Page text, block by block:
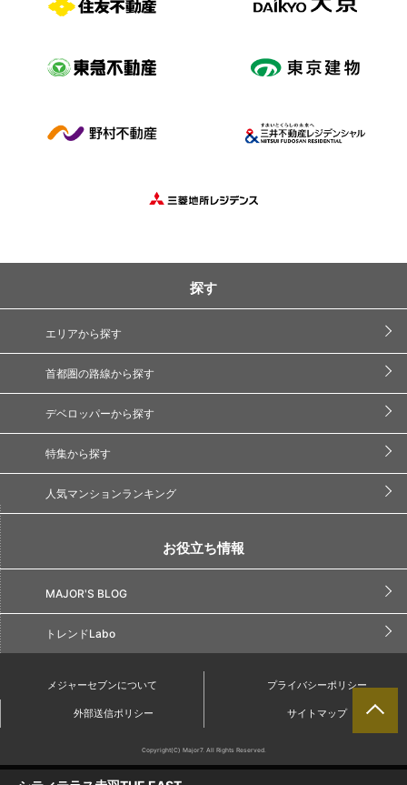
探す
エリアから探す
首都圏の路線から探す
デベロッパーから探す
特集から探す
人気マンションランキング
お役立ち情報
MAJOR'S BLOG
トレンドLabo
メジャーセブンについて プライバシーポリシー
外部送信ポリシー サイトマップ
Copyright(C) Major7. All Rights Reserved.